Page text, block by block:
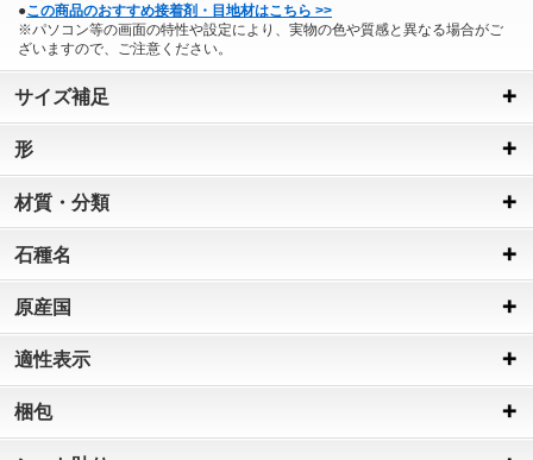
●この商品のおすすめ接着剤・目地材はこちら >>
※パソコン等の画面の特性や設定により、実物の色や質感と異なる場合がご
ざいますので、ご注意ください。
サイズ補足
形
材質・分類
石種名
原産国
適性表示
梱包